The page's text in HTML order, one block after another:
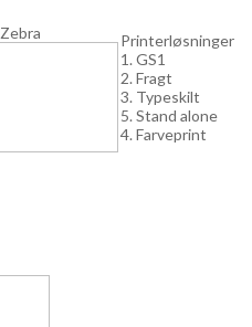
Printerløsninger
1. GS1
2. Fragt
3. Typeskilt
5. Stand alone
4. Farveprint